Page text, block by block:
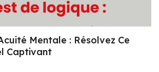
Mentale : Résolvez Ce
Captivant